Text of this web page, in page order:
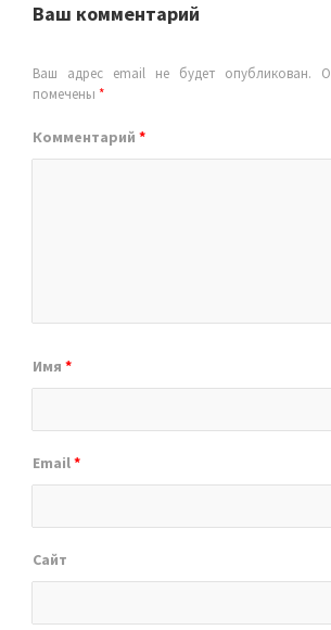
Ваш комментарий
Ваш адрес email не будет опубликован.
помечены *
Комментарий *
Имя *
Email*
Сайт